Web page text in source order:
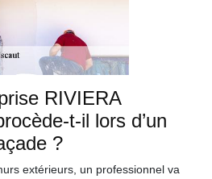
RIVIERA
t-il lors d’un
?
extérieurs, un professionnel va